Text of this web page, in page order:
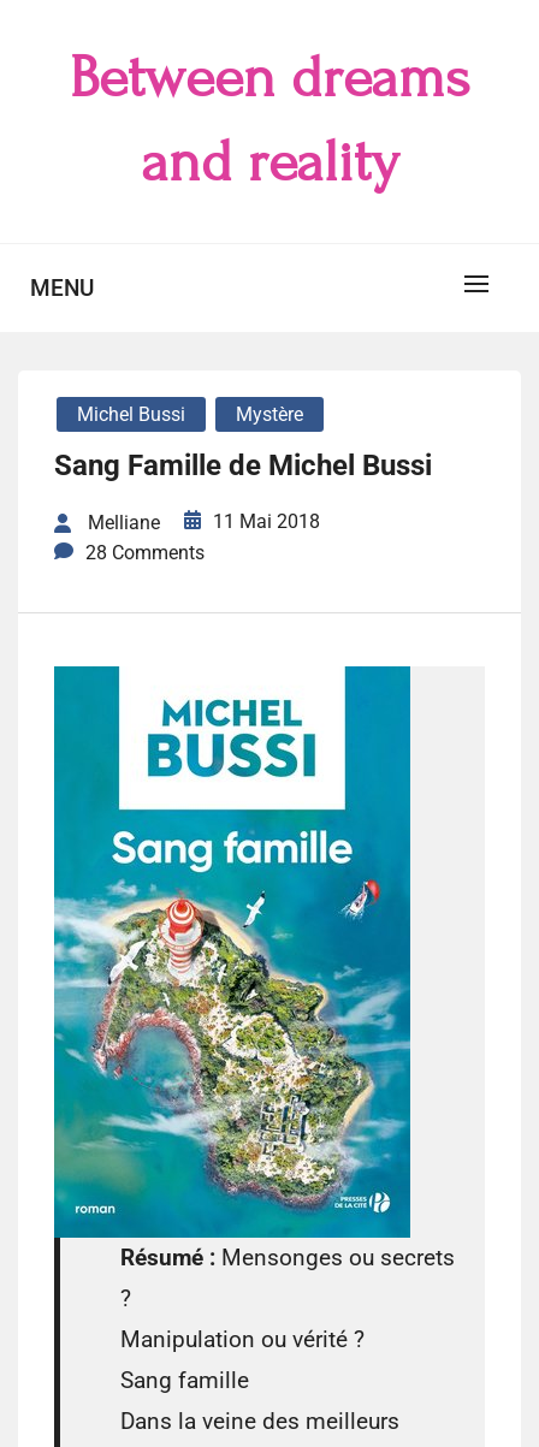
Between dreams
and reality
MENU
Michel Bussi Mystère
Sang Famille de Michel Bussi
Melliane
11 Mai 2018
28 Comments
Résumé : Mensonges ou secrets
?
Manipulation ou vérité ?
Sang famille
Dans la veine des meilleurs